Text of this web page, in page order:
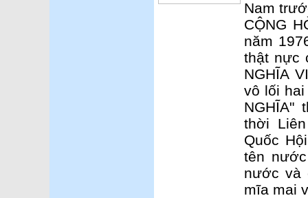
Nam
CỘNG
năm
thật nực
NGHĨA
vô lối
NGHĨA"
thời
Quốc
tên
nước và
mĩa mai